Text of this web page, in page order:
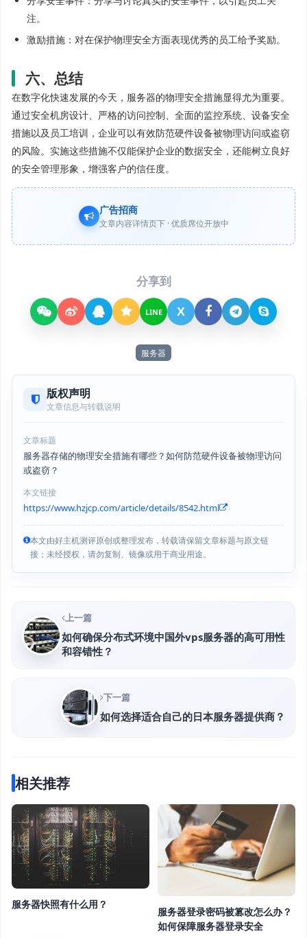
注。
激励措施：对在保护物理安全方面表现优秀的员工给予奖励。
六、总结
在数字化快速发展的今天，服务器的物理安全措施显得尤为重要。
通过安全机房设计、严格的访问控制、全面的监控系统、设备安全
措施以及员工培训，企业可以有效防范硬件设备被物理访问或盗窃
的风险。实施这些措施不仅能保护企业的数据安全，还能树立良好
的安全管理形象，增强客户的信任度。
广告招商
文章内容详情页下 · 优质席位开放中
分享到
LINE X
服务器
版权声明
文章信息与转载说明
文章标题
服务器存储的物理安全措施有哪些？如何防范硬件设备被物理访问
或盗窃？
本文链接
https://www.hzjcp.com/article/details/8542.html
本文由好主机测评原创或整理发布，转载请保留文章标题与原文链
接；未经授权，请勿复制、镜像或用于商业用途。
上一篇
如何确保分布式环境中国外vps服务器的高可用性
和容错性？
下一篇
如何选择适合自己的日本服务器提供商？
相关推荐
服务器快照有什么用？
服务器登录密码被篡改怎么办？
如何保障服务器登录安全